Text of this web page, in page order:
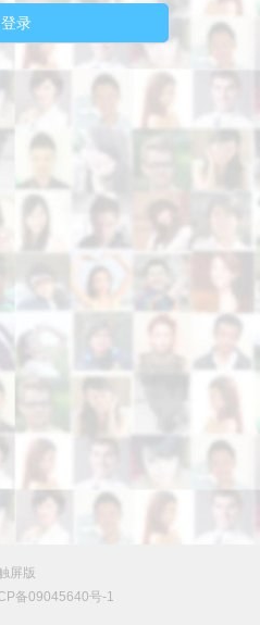
登录
屏版
备09045640号-1